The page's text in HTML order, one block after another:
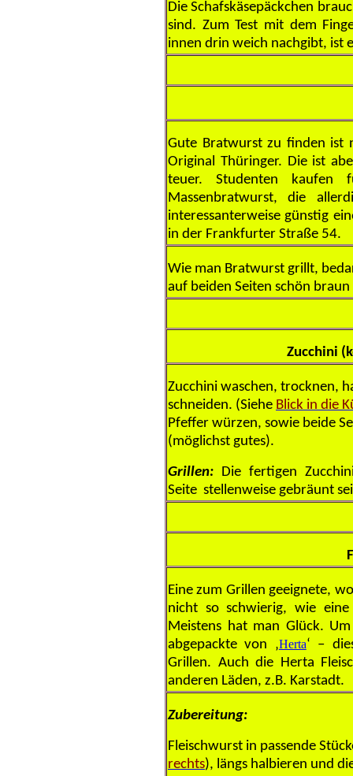
Die Schafskäsepäckchen
sind. Zum Test mit dem
innen drin weich nachgibt, ist
Gute Bratwurst zu finden ist
Original Thüringer. Die ist
teuer. Studenten kaufen
Massenbratwurst, die
interessanterweise günstig
in der Frankfurter Straße 54.
Wie man Bratwurst grillt,
auf beiden Seiten schön
Zucchini
Zucchini waschen, trocknen,
schneiden. (Siehe Blick in die
Pfeffer würzen, sowie beide
(möglichst gutes).
Grillen: Die fertigen
Seite stellenweise gebräunt
Eine zum Grillen geeignete,
nicht so schwierig, wie
Meistens hat man Glück.
abgepackte von ‚Herta‘ –
Grillen. Auch die Herta
anderen Läden, z.B. Karstadt.
Zubereitung:
Fleischwurst in passende
rechts), längs halbieren und